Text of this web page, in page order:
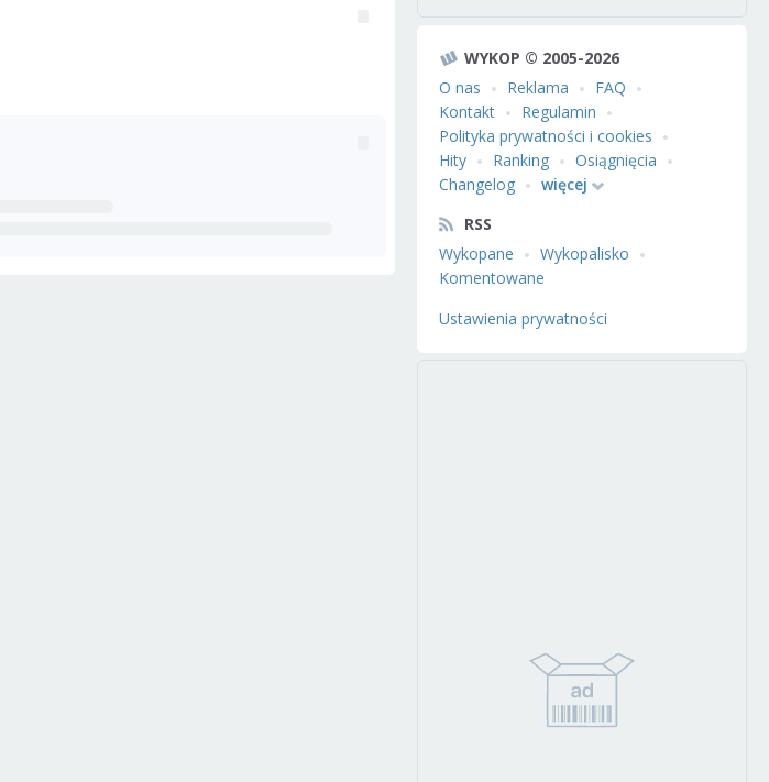
WYKOP © 2005-2026
O nas
Reklama
FAQ
Kontakt
Regulamin
Polityka prywatności i cookies
Hity
Ranking
Osiągnięcia
Changelog
więcej
RSS
Wykopane
Wykopalisko
Komentowane
Ustawienia prywatności